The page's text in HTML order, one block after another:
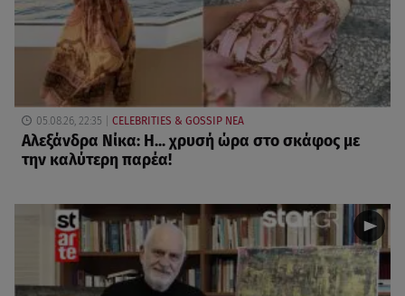
05.08.26, 22:35 CELEBRITIES & GOSSIP ΝΕΑ
Αλεξάνδρα Νίκα: Η... χρυσή ώρα στο σκάφος με
την καλύτερη παρέα!